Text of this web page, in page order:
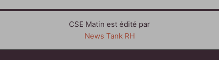
CSE Matin est édité par
News Tank RH